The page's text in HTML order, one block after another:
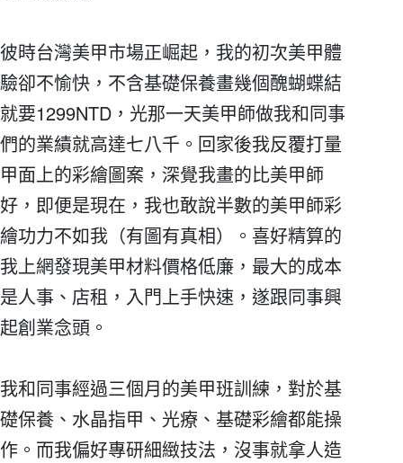
彼時台灣美甲市場正崛起，我的初次美甲體
驗卻不愉快，不含基礎保養畫幾個醜蝴蝶結
就要1299NTD，光那一天美甲師做我和同事
們的業績就高達七八千。回家後我反覆打量
甲面上的彩繪圖案，深覺我畫的比美甲師
好，即便是現在，我也敢說半數的美甲師彩
繪功力不如我（有圖有真相）。喜好精算的
我上網發現美甲材料價格低廉，最大的成本
是人事、店租，入門上手快速，遂跟同事興
起創業念頭。
我和同事經過三個月的美甲班訓練，對於基
礎保養、水晶指甲、光療、基礎彩繪都能操
作。而我偏好專研細緻技法，沒事就拿人造